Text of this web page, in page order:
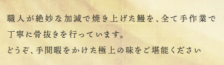
職人が絶妙な加減で焼き上げた鰻を、全て手作業で
丁寧に骨抜きを行っています。
どうぞ、手間暇をかけた極上の味をご堪能ください